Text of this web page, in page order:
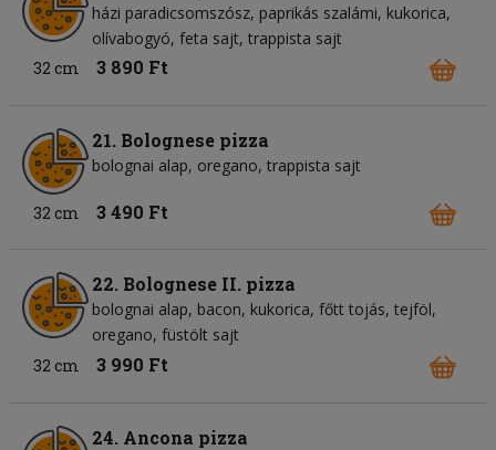
házi paradicsomszósz paprikás szalámi kukorica
olívabogyó feta sajt trappista sajt
32 cm
3 890 Ft
21. Bolognese pizza
bolognai alap oregano trappista sajt
32 cm 3 490 Ft
22. Bolognese II. pizza
bolognai alap bacon kukorica főtt tojás tejföl
oregano füstölt sajt
32 cm
3 990 Ft
24. Ancona pizza